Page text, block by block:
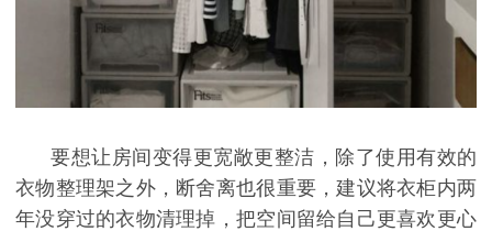
要想让房间变得更宽敞更整洁，除了使用有效的
衣物整理架之外，断舍离也很重要，建议将衣柜内两
年没穿过的衣物清理掉，把空间留给自己更喜欢更心